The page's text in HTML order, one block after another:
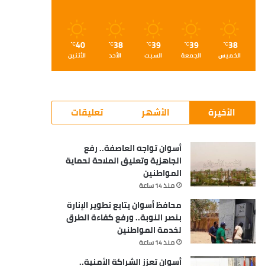
38
℃
الخميس
39
℃
الجمعة
39
℃
السبت
38
℃
الأحد
40
℃
الأثنين
الأخيرة الأشهر تعليقات
أسوان تواجه العاصفة.. رفع
الجاهزية وتعليق الملاحة لحماية
المواطنين
منذ 14 ساعة
محافظ أسوان يتابع تطوير الإنارة
بنصر النوبة.. ورفع كفاءة الطرق
لخدمة المواطنين
منذ 14 ساعة
أسوان تعزز الشراكة الأمنية..